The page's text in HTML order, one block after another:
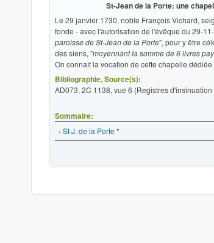
St-Jean de la Porte: une
Le 29 janvier 1730, noble François Vichard,
fonde - avec l'autorisation de l'évêque du 29-
paroisse de St-Jean de la Porte", pour y être
des siens, "moyennant la somme de 6 livres
On connaît la vocation de cette chapelle
Bibliographie, Source(s):
AD073, 2C 1138, vue 6 (Registres
Sommaire:
‹ St J. de la Porte *